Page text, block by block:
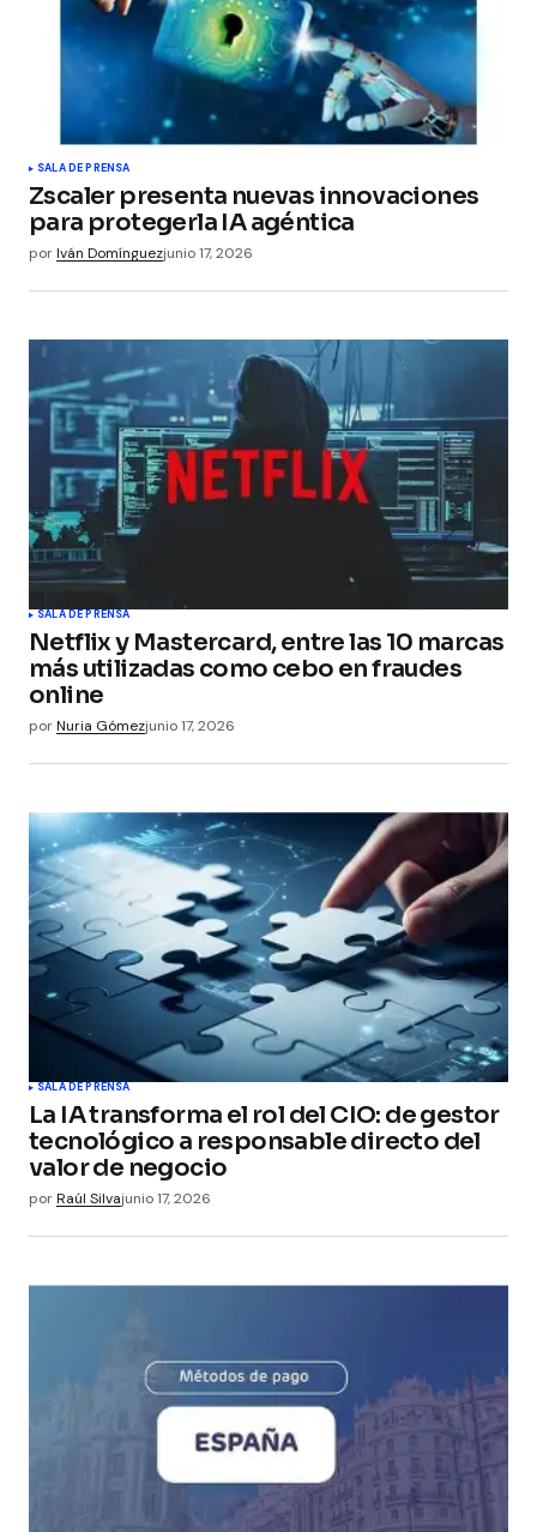
SALA DE PRENSA
Zscaler presenta nuevas innovaciones
para protegerla IA agéntica
porIván Domínguezjunio 17, 2026
SALA DE PRENSA
Netflix y Mastercard, entre las 10 marcas
más utilizadas como cebo en fraudes
online
porNuria Gómezjunio 17, 2026
SALA DE PRENSA
La IA transforma el rol del CIO: de gestor
tecnológico a responsable directo del
valor de negocio
porRaúl Silvajunio 17, 2026